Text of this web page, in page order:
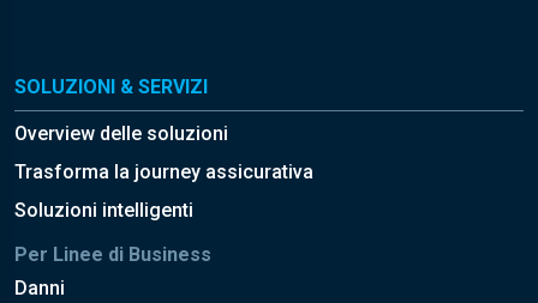
SOLUZIONI & SERVIZI
Overview delle soluzioni
Trasforma la journey assicurativa
Soluzioni intelligenti
Per Linee di Business
Danni